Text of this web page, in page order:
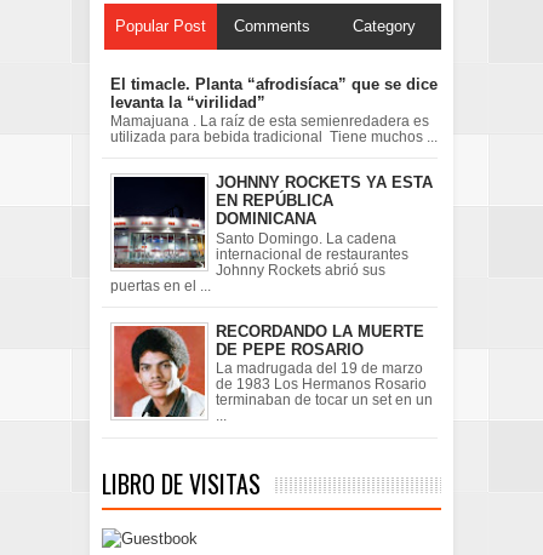
Popular Post Comments Category
El timacle. Planta “afrodisíaca” que se dice
levanta la “virilidad”
Mamajuana . La raíz de esta semienredadera es
utilizada para bebida tradicional Tiene muchos ...
JOHNNY ROCKETS YA ESTA
EN REPÚBLICA
DOMINICANA
Santo Domingo. La cadena
internacional de restaurantes
Johnny Rockets abrió sus
puertas en el ...
RECORDANDO LA MUERTE
DE PEPE ROSARIO
La madrugada del 19 de marzo
de 1983 Los Hermanos Rosario
terminaban de tocar un set en un
...
LIBRO DE VISITAS